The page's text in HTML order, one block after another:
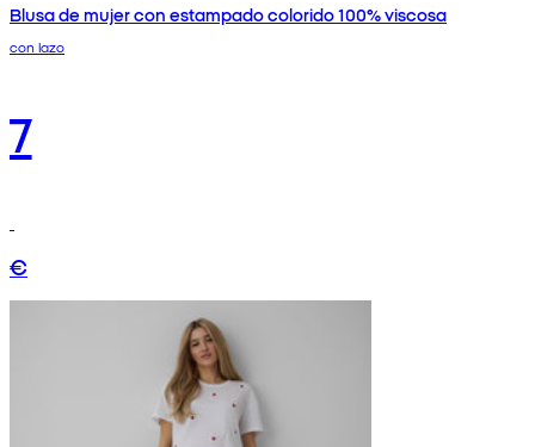
Blusa de mujer con estampado colorido 100% viscosa
con lazo
7
€